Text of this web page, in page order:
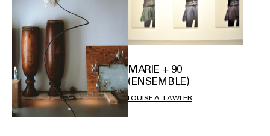
MARIE + 90
(ENSEMBLE)
LOUISE A. LAWLER